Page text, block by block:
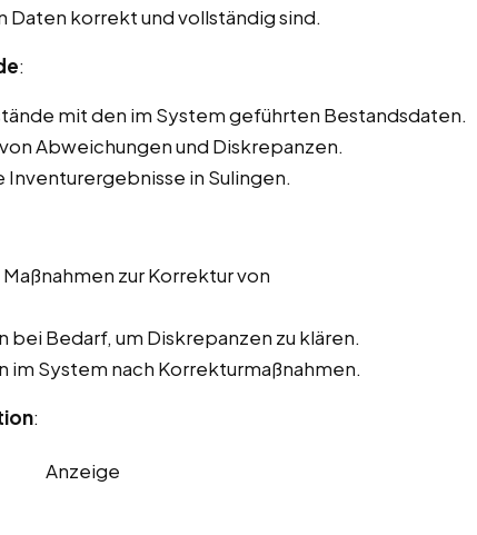
Daten korrekt und vollständig sind.
:
mit den im System geführten Bestandsdaten.
Abweichungen und Diskrepanzen.
in Sulingen.
zur Korrektur von
bei Bedarf, um Diskrepanzen zu klären.
im System nach Korrekturmaßnahmen.
:
Anzeige